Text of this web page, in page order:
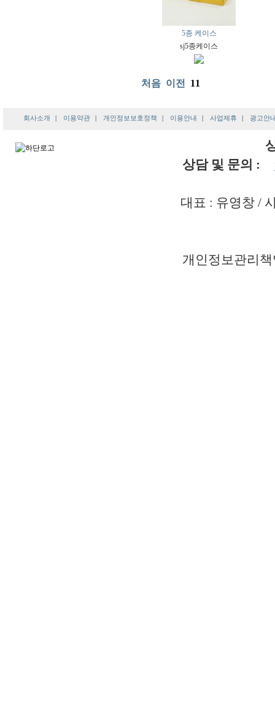
5종 케이스
sj5종케이스
처음 이전 11
회사소개 이용약관 개인정보보호정책 이용안내 사업제휴 광고안
상담 및 문의 :
대표 : 유영창 /
개인정보관리